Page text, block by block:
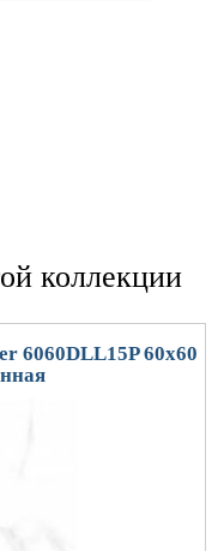
коллекции
6060DLL15P 60x60